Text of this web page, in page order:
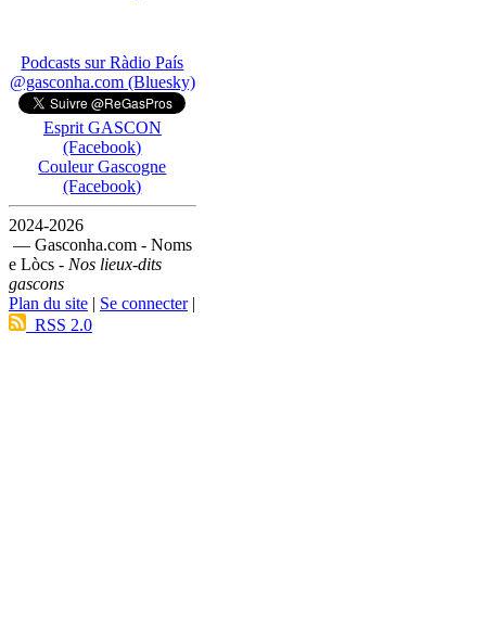
Podcasts sur Ràdio País
@gasconha.com (Bluesky)
Esprit GASCON
(Facebook)
Couleur Gascogne
(Facebook)
2024-2026
— Gasconha.com - Noms
e Lòcs - Nos lieux-dits
gascons
Plan du site | Se connecter|
RSS 2.0